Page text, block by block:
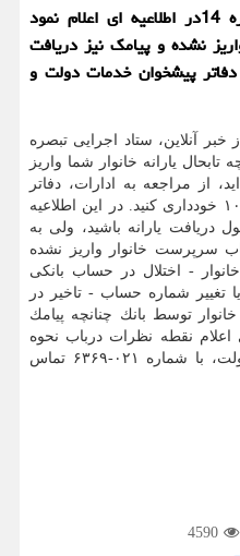
خبرگزاری نام: ستاد اجرایی تبصره 14در اطلاعیه ای اعلام نمود
نشده و پیامك نیز دریافت
دفاتر پیشخوان خدمات دولت و
آنلاین، ستاد اجرایی تبصره
تابحال یارانه خانوار شما واریز
از مراجعه به ادارات، دفاتر
و پلیس + ۱۰ خودداری كنید. در این اطلاعیه
یارانه باشید، ولی به
سرپرست خانوار واریز نشده
- اختلال در حساب بانكی
تغییر شماره حساب - تاخیر در
توسط بانك چنانچه پیامك
اعلام نقطه نظرات درباب نحوه
همكاری دفاتر پیشخوان خدمات دولت، با شماره ۰۲۱-۶۳۶۹ تماس
4590